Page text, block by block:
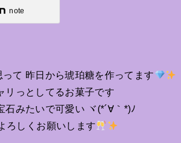
note
て 昨日から琥珀糖を作ってます
リっとしてるお菓子です
みたいで可愛い ヾ(*´∀｀*)ﾉ
ろしくお願いします